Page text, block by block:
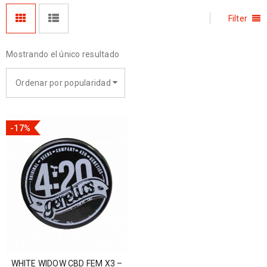
Filter
Mostrando el único resultado
Ordenar por popularidad
-17%
WHITE WIDOW CBD FEM X3 –